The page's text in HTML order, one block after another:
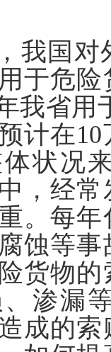
我国
于危
我省用
计在
状况
，经
。每
蚀等
货物
渗漏
成的